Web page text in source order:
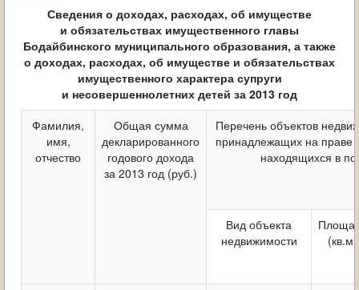
МУНИЦИПАЛЬНЫЕ УСЛУГИ
ОБРАЩЕНИЯ ГРАЖДАН
ГРАДОСТРОИТЕЛЬНАЯ ДЕЯТЕЛЬНОСТЬ
ИНФОРМИРОВАНИЕ НАСЕЛЕНИЯ
ДЕЯТЕЛЬНОСТЬ ПРОКУРАТУРЫ
Сведения о доходах, расходах, об имуществе
и обязательствах имущественного главы
Бодайбинского муниципального образования, а также
о доходах, расходах, об имуществе и обязательствах
имущественного характера супруги
и несовершеннолетних детей за 2013 год
Фамилия,
имя,
отчество
Общая сумма
декларированного
годового дохода
за 2013 год (руб.)
Перечень объектов
принадлежащих на праве
находящихся в
Вид объекта
недвижимости
(кв.м)